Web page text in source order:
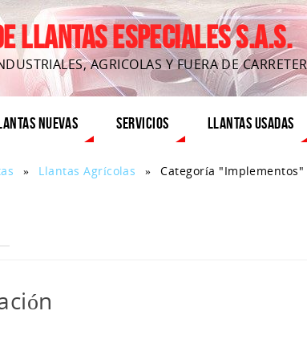
LLANTAS ESPECIALES S.A.S.
AGRICOLAS Y FUERA DE
NUEVAS SERVICIOS LLANTAS USADAS
» Llantas Agrícolas » Categoría "Implementos"